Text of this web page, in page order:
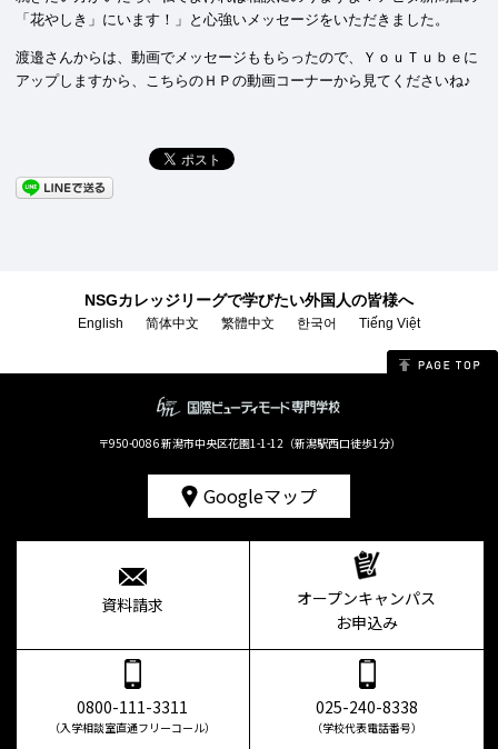
「花やしき」にいます！」と心強いメッセージをいただきました。
渡邉さんからは、動画でメッセージももらったので、ＹｏｕＴｕｂｅに
アップしますから、こちらのＨＰの動画コーナーから見てくださいね♪
NSGカレッジリーグで学びたい外国人の皆様へ
English 简体中文 繁體中文 한국어 Tiếng Việt
〒950-0086 新潟市中央区花園1-1-12（新潟駅西口徒歩1分）
Googleマップ
資料請求
オープンキャンパス
お申込み
0800-111-3311
（入学相談室直通フリーコール）
025-240-8338
（学校代表電話番号）